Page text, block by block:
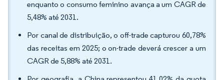
enquanto o consumo feminino avança a um CAGR de
5,48% até 2031.
Por canal de distribuição, o off-trade capturou 60,78%
das receitas em 2025; o on-trade deverá crescer a um
CAGR de 5,88% até 2031.